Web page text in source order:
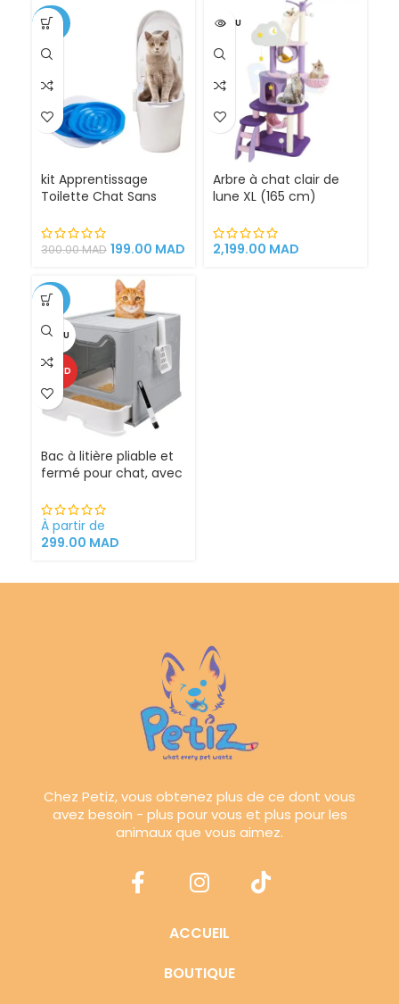
-34%
kit Apprentissage
Toilette Chat Sans
300.00MAD 199.00 MAD
VENDU
Arbre à chat clair de
lune XL (165 cm)
chat griffoirs
2,199.00 MAD
-25%
VENDU
CHAUD
Bac à litière pliable et
fermé pour chat, avec
À partir de
299.00 MAD
Chez Petiz, vous obtenez plus de ce dont vous
avez besoin - plus pour vous et plus pour les
animaux que vous aimez.
ACCUEIL
BOUTIQUE